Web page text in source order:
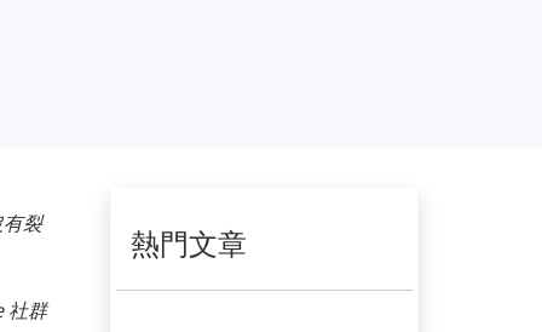
裂
社群
熱門文章